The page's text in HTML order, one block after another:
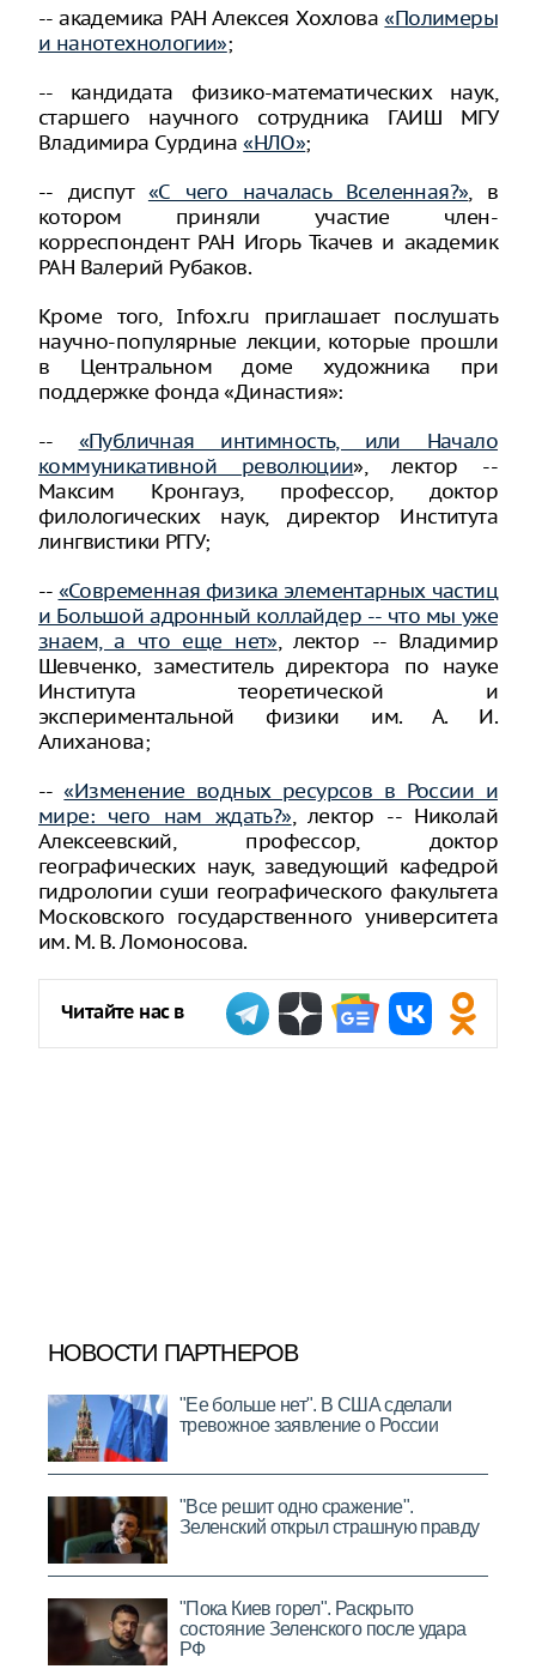
-- академика РАН Алексея Хохлова«Полимеры
и нанотехнологии»;
-- кандидата физико-математических наук,
старшего научного сотрудника ГАИШ МГУ
Владимира Сурдина«НЛО»;
-- диспут «С чего началась Вселенная?», в
котором приняли участие член-
корреспондент РАН Игорь Ткачев и академик
РАН Валерий Рубаков.
Кроме того, Infox.ru приглашает послушать
научно-популярные лекции, которые прошли
в Центральном доме художника при
поддержке фонда «Династия»:
-- «Публичная интимность, или Начало
коммуникативной революции», лектор --
Максим Кронгауз, профессор, доктор
филологических наук, директор Института
лингвистики РГГУ;
-- «Современная физика элементарных частиц
и Большой адронный коллайдер -- что мы уже
знаем, а что еще нет», лектор -- Владимир
Шевченко, заместитель директора по науке
Института теоретической и
экспериментальной физики им. А. И.
Алиханова;
--«Изменение водных ресурсов в России и
мире: чего нам ждать?», лектор -- Николай
Алексеевский, профессор, доктор
географических наук, заведующий кафедрой
гидрологии суши географического факультета
Московского государственного университета
им. М. В. Ломоносова.
Читайте нас в